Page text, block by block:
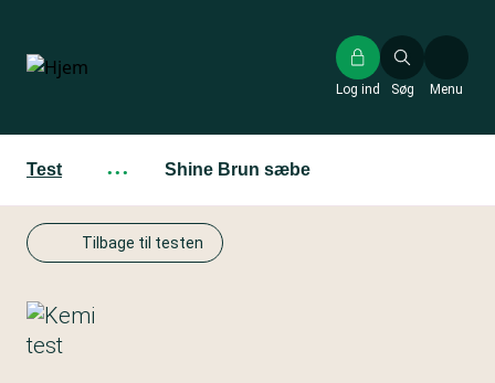
hovedindhold
Søg
Log ind Menu
Test ··· Shine Brun sæbe
Tilbage til testen